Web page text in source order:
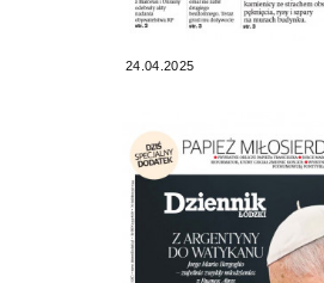
24.04.2025